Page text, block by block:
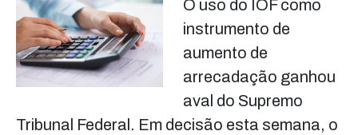
O uso do IOF como
instrumento de
aumento de
arrecadação ganhou
aval do Supremo
Tribunal Federal. Em decisão esta semana, o